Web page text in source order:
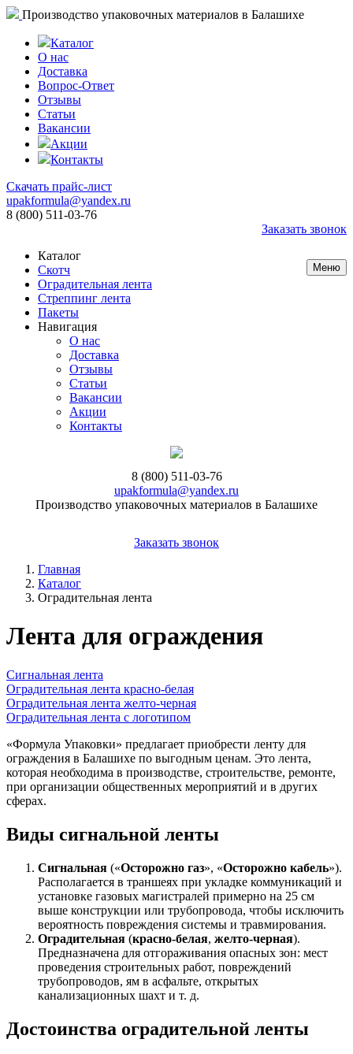
Производство упаковочных материалов в Балашихе
Каталог
О нас
Доставка
Вопрос-Ответ
Отзывы
Статьи
Вакансии
Акции
Контакты
Скачать прайс-лист
upakformula@yandex.ru
8 (800) 511-03-76
Заказать звонок
Меню
Каталог
Скотч
Оградительная лента
Стреппинг лента
Пакеты
Навигация
О нас
Доставка
Отзывы
Статьи
Вакансии
Акции
Контакты
8 (800) 511-03-76
upakformula@yandex.ru
Производство упаковочных материалов в Балашихе
Заказать звонок
Главная
Каталог
Оградительная лента
Лента для ограждения
Сигнальная лента
Оградительная лента красно-белая
Оградительная лента желто-черная
Оградительная лента с логотипом
«Формула Упаковки» предлагает приобрести ленту для
ограждения в Балашихе по выгодным ценам. Это лента,
которая необходима в производстве, строительстве, ремонте,
при организации общественных мероприятий и в других
сферах.
Виды сигнальной ленты
Сигнальная («Осторожно газ», «Осторожно кабель»).
Располагается в траншеях при укладке коммуникаций и
установке газовых магистралей примерно на 25 см
выше конструкции или трубопровода, чтобы исключить
вероятность повреждения системы и травмирования.
Оградительная (красно-белая, желто-черная).
Предназначена для отгораживания опасных зон: мест
проведения строительных работ, повреждений
трубопроводов, ям в асфальте, открытых
канализационных шахт и т. д.
Достоинства оградительной ленты